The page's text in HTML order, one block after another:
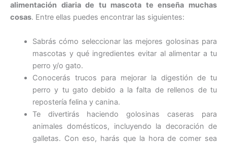
alimentación diaria de tu mascota te enseña muchas
cosas. Entre ellas puedes encontrar las siguientes:
Sabrás cómo seleccionar las mejores golosinas para
mascotas y qué ingredientes evitar al alimentar a tu
perro y/o gato.
Conocerás trucos para mejorar la digestión de tu
perro y tu gato debido a la falta de rellenos de tu
repostería felina y canina.
Te divertirás haciendo golosinas caseras para
animales domésticos, incluyendo la decoración de
galletas. Con eso, harás que la hora de comer sea